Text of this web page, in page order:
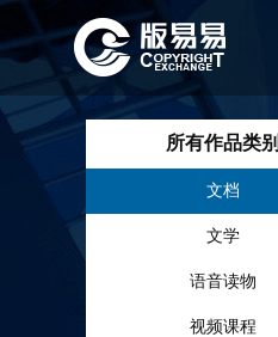
所有作品类别
文档
文学
语音读物
视频课程